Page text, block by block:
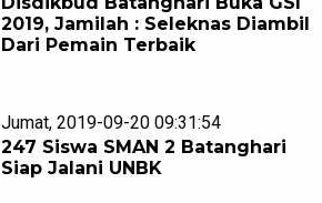
2019, Jamilah : Seleknas Diambil
Dari Pemain Terbaik
Jumat, 2019-09-20 09:31:54
247 Siswa SMAN 2 Batanghari
Siap Jalani UNBK